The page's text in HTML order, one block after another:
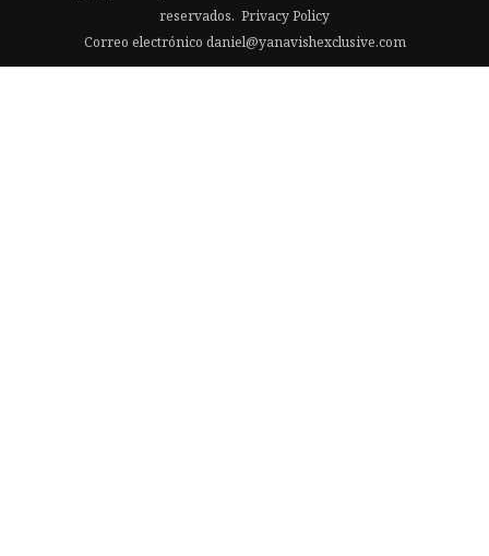
reservados. Privacy Policy
Correo electrónico daniel@yanavishexclusive.com